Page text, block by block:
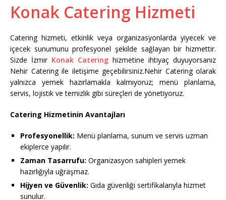
Konak Catering Hizmeti
Catering hizmeti, etkinlik veya organizasyonlarda yiyecek ve
içecek sunumunu profesyonel şekilde sağlayan bir hizmettir.
Sizde İzmir Konak Catering hizmetine ihtiyaç duyuyorsanız
Nehir Catering ile iletişime geçebilirsiniz.Nehir Catering olarak
yalnızca yemek hazırlamakla kalmıyoruz; menü planlama,
servis, lojistik ve temizlik gibi süreçleri de yönetiyoruz.
Catering Hizmetinin Avantajları
Profesyonellik: Menü planlama, sunum ve servis uzman
ekiplerce yapılır.
Zaman Tasarrufu: Organizasyon sahipleri yemek
hazırlığıyla uğraşmaz.
Hijyen ve Güvenlik: Gıda güvenliği sertifikalarıyla hizmet
sunulur.